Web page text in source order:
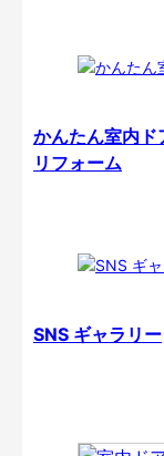
かんたん室内ド
リフォーム
SNS ギャラリー